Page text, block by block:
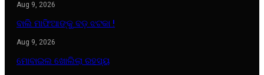
Aug 9, 2026
ବାଲି ମାଫିଆଙ୍କୁ ବଡ଼ ଝଟକା !
Aug 9, 2026
ମୋବାଇଲ ଖୋଲିଲା ରହସ୍ୟ